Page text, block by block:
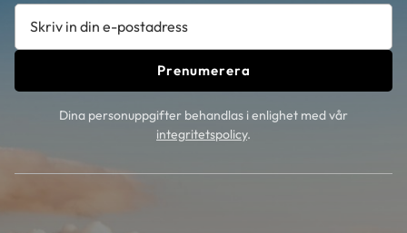
Prenumerera
Dina personuppgifter behandlas i enlighet med vår
integritetspolicy.